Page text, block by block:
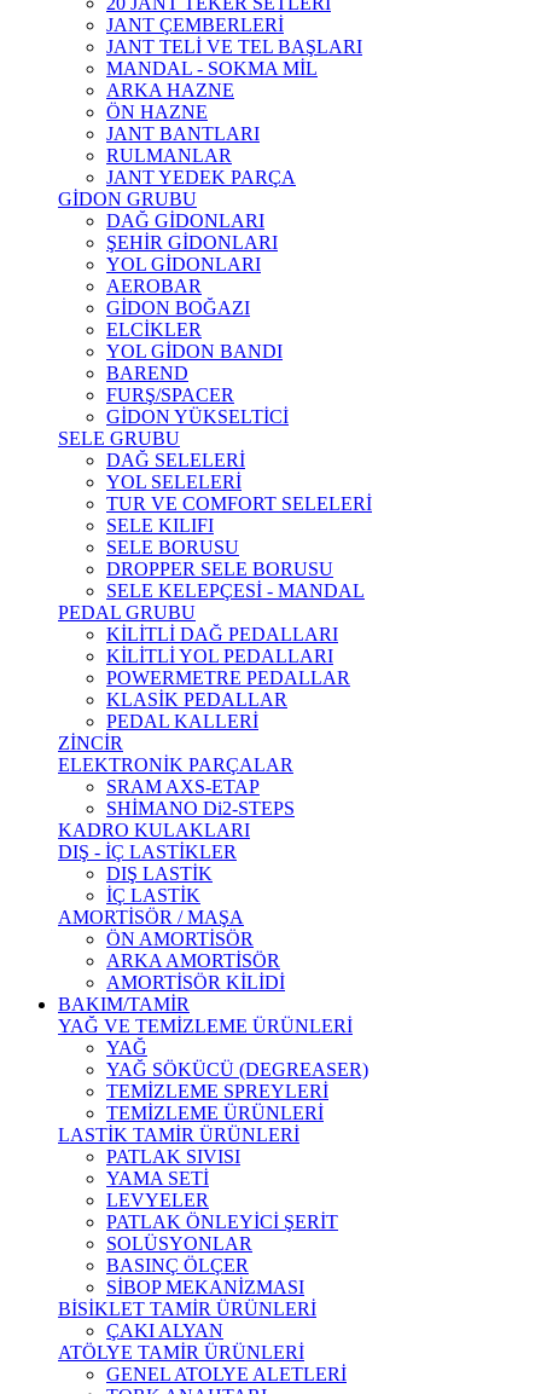
JANT ÇEMBERLERİ
JANT TELİ VE TEL BAŞLARI
MANDAL - SOKMA MİL
ARKA HAZNE
ÖN HAZNE
JANT BANTLARI
RULMANLAR
JANT YEDEK PARÇA
GİDON GRUBU
DAĞ GİDONLARI
ŞEHİR GİDONLARI
YOL GİDONLARI
AEROBAR
GİDON BOĞAZI
ELCİKLER
YOL GİDON BANDI
BAREND
FURŞ/SPACER
GİDON YÜKSELTİCİ
SELE GRUBU
DAĞ SELELERİ
YOL SELELERİ
TUR VE COMFORT SELELERİ
SELE KILIFI
SELE BORUSU
DROPPER SELE BORUSU
SELE KELEPÇESİ - MANDAL
PEDAL GRUBU
KİLİTLİ DAĞ PEDALLARI
KİLİTLİ YOL PEDALLARI
POWERMETRE PEDALLAR
KLASİK PEDALLAR
PEDAL KALLERİ
ZİNCİR
ELEKTRONİK PARÇALAR
SRAM AXS-ETAP
SHİMANO Di2-STEPS
KADRO KULAKLARI
DIŞ - İÇ LASTİKLER
DIŞ LASTİK
İÇ LASTİK
AMORTİSÖR / MAŞA
ÖN AMORTİSÖR
ARKA AMORTİSÖR
AMORTİSÖR KİLİDİ
BAKIM/TAMİR
YAĞ VE TEMİZLEME ÜRÜNLERİ
YAĞ
YAĞ SÖKÜCÜ (DEGREASER)
TEMİZLEME SPREYLERİ
TEMİZLEME ÜRÜNLERİ
LASTİK TAMİR ÜRÜNLERİ
PATLAK SIVISI
YAMA SETİ
LEVYELER
PATLAK ÖNLEYİCİ ŞERİT
SOLÜSYONLAR
BASINÇ ÖLÇER
SİBOP MEKANİZMASI
BİSİKLET TAMİR ÜRÜNLERİ
ÇAKI ALYAN
ATÖLYE TAMİR ÜRÜNLERİ
GENEL ATOLYE ALETLERİ